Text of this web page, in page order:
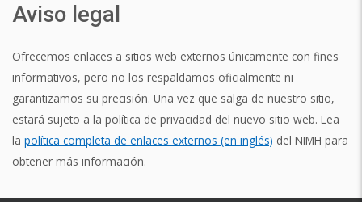
Aviso legal
Ofrecemos enlaces a sitios web externos únicamente con fines
informativos, pero no los respaldamos oficialmente ni
garantizamos su precisión. Una vez que salga de nuestro sitio,
estará sujeto a la política de privacidad del nuevo sitio web. Lea
la política completa de enlaces externos (en inglés) del NIMH para
obtener más información.